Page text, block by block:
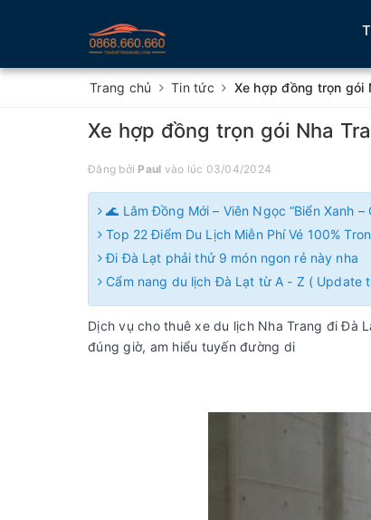
Trang chủ Tin tức Xe hợp đồng trọn gói
Xe hợp đồng trọn gói Nha
Đăng bởi Paul vào lúc 03/04/2024
🌊 Lâm Đồng Mới – Viên Ngọc “Biển Xanh –
Top 22 Điểm Du Lịch Miễn Phí Vé 100%
Đi Đà Lạt phải thử 9 món ngon rẻ này nha
Cẩm nang du lịch Đà Lạt từ A - Z ( Update
Dịch vụ cho thuê xe du lịch Nha Trang đi Đà
đúng giờ, am hiểu tuyến đường di